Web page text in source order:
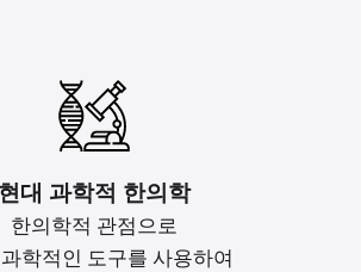
현대 과학적 한의학
한의학적 관점으로
학적인 도구를 사용하여